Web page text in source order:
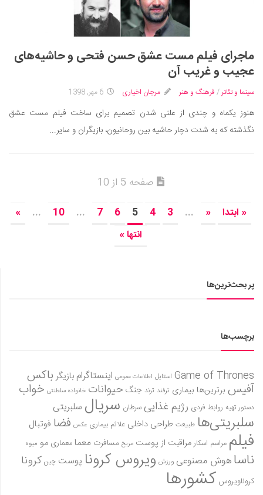
ماجرای فیلم مست عشق حسن فتحی و حاشیه‌های
عجیب و غریب آن
سینما و تئاتر/ فرهنگ و هنر مرجان اخیاری 6 مهر, 1398
هنوز یکماه و چندی از علنی شدن تصمیم برای ساخت فیلم مست عشق
نگذشته که به شدت دچار حاشیه بین روحانیون، بازیگران و سایر...
صفحه 5 از 10
« ابتدا «
...
3
4
5
6
7
...
10
...
»
انتها »
پر بحث‌ترین‌ها
برچسب‌ها
Game of Thrones استایل اطلاعات عمومی اینستاگرام بازیگر باکس
آفیس برترین‌ها بیماری ترفند ترند جنگ حیوانات خانواده سلطنتی خواب
دستور تهیه روابط فردی رژیم غذاییسرطان سریال سلبریتی
سلبریتی‌ها طبیعت طراحی داخلی علائم بیماری عکس فضا فوتبال
فیلم مراسم اسکارمراقبت از پوست مریخ مسافرت معمامعماری مو میوه
ناساهوش مصنوعی ورزش ویروس کرونا پوست چین کرونا
کروناویروس کشورها